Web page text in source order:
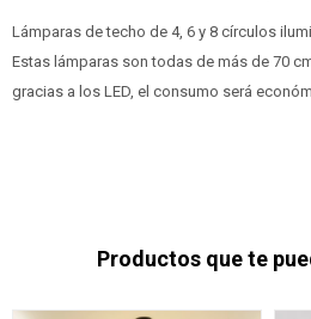
Lámparas de techo de 4, 6 y 8 círculos
Estas lámparas son todas de más de 70
gracias a los LED, el consumo será
Productos que te